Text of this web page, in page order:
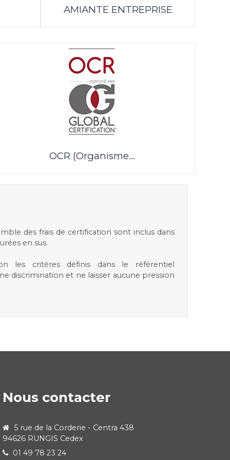
AMIANTE ENTREPRISE
OCR (Organisme...
des frais de certification sont inclus dans
en sus.
les critères définis dans le référentiel
discrimination et ne laisser aucune pression
Nous contacter
5 rue de la Corderie - Centra 438
94626 RUNGIS Cedex
01 49 78 23 24